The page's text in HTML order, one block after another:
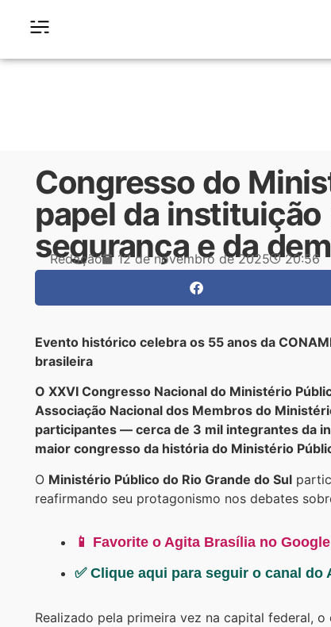
Congresso do
papel da instituição
segurança e da
Redação 12 de novembro de 2025 20:56
Evento histórico celebra os 55 anos da
brasileira
O XXVI Congresso Nacional do Ministério
Associação Nacional dos Membros do
participantes — cerca de 3 mil integrantes da
maior congresso da história do Ministério
O Ministério Público do Rio Grande do Sul
reafirmando seu protagonismo nos debates
📱 Favorite o Agita Brasília no
✅ Clique aqui para seguir o canal
Realizado pela primeira vez na capital federal,